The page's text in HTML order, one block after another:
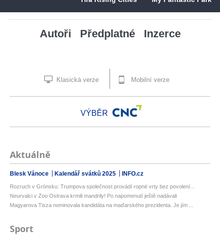
Autoři Předplatné Inzerce
Klasická verze Mobilní verze
VÝBĚR
Aktuálně
Blesk Vánoce Kalendář svátků 2025 INFO.cz
Rozruch v Grónsku: Trumpova společnost provádí ropné vrty bez povolení...
Neurvalci v Zoo Ostrava krmili mandrily! Po napomenutí ještě nadávali
Magyarova Tisza nominovala kandidáta na maďarského prezidenta. Je jím ...
Sport